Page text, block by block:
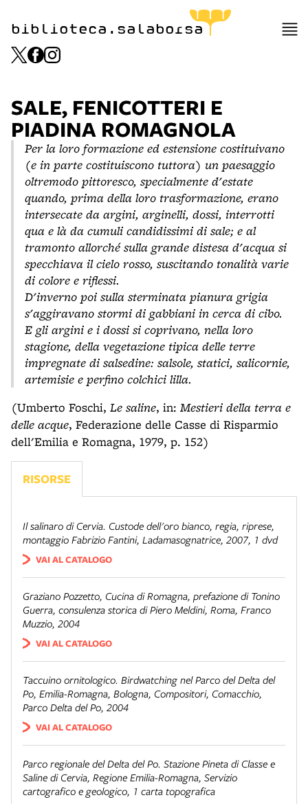
biblioteca.salaborsa
SALE, FENICOTTERI E
PIADINA ROMAGNOLA
Per la loro formazione ed estensione costituivano
(e in parte costituiscono tuttora) un paesaggio
oltremodo pittoresco, specialmente d'estate
quando, prima della loro trasformazione, erano
intersecate da argini, arginelli, dossi, interrotti
qua e là da cumuli candidissimi di sale; e al
tramonto allorché sulla grande distesa d'acqua si
specchiava il cielo rosso, suscitando tonalità varie
di colore e riflessi.
D'inverno poi sulla sterminata pianura grigia
s'aggiravano stormi di gabbiani in cerca di cibo.
E gli argini e i dossi si coprivano, nella loro
stagione, della vegetazione tipica delle terre
impregnate di salsedine: salsole, statici, salicornie,
artemisie e perfino colchici lilla.
(Umberto Foschi, Le saline, in: Mestieri della terra e
delle acque, Federazione delle Casse di Risparmio
dell'Emilia e Romagna, 1979, p. 152)
RISORSE
Il salinaro di Cervia. Custode dell'oro bianco, regia, riprese,
montaggio Fabrizio Fantini, Ladamasognatrice, 2007, 1 dvd
VAI AL CATALOGO
Graziano Pozzetto, Cucina di Romagna, prefazione di Tonino
Guerra, consulenza storica di Piero Meldini, Roma, Franco
Muzzio, 2004
VAI AL CATALOGO
Taccuino ornitologico. Birdwatching nel Parco del Delta del
Po, Emilia-Romagna, Bologna, Compositori, Comacchio,
Parco Delta del Po, 2004
VAI AL CATALOGO
Parco regionale del Delta del Po. Stazione Pineta di Classe e
Saline di Cervia, Regione Emilia-Romagna, Servizio
cartografico e geologico, 1 carta topografica